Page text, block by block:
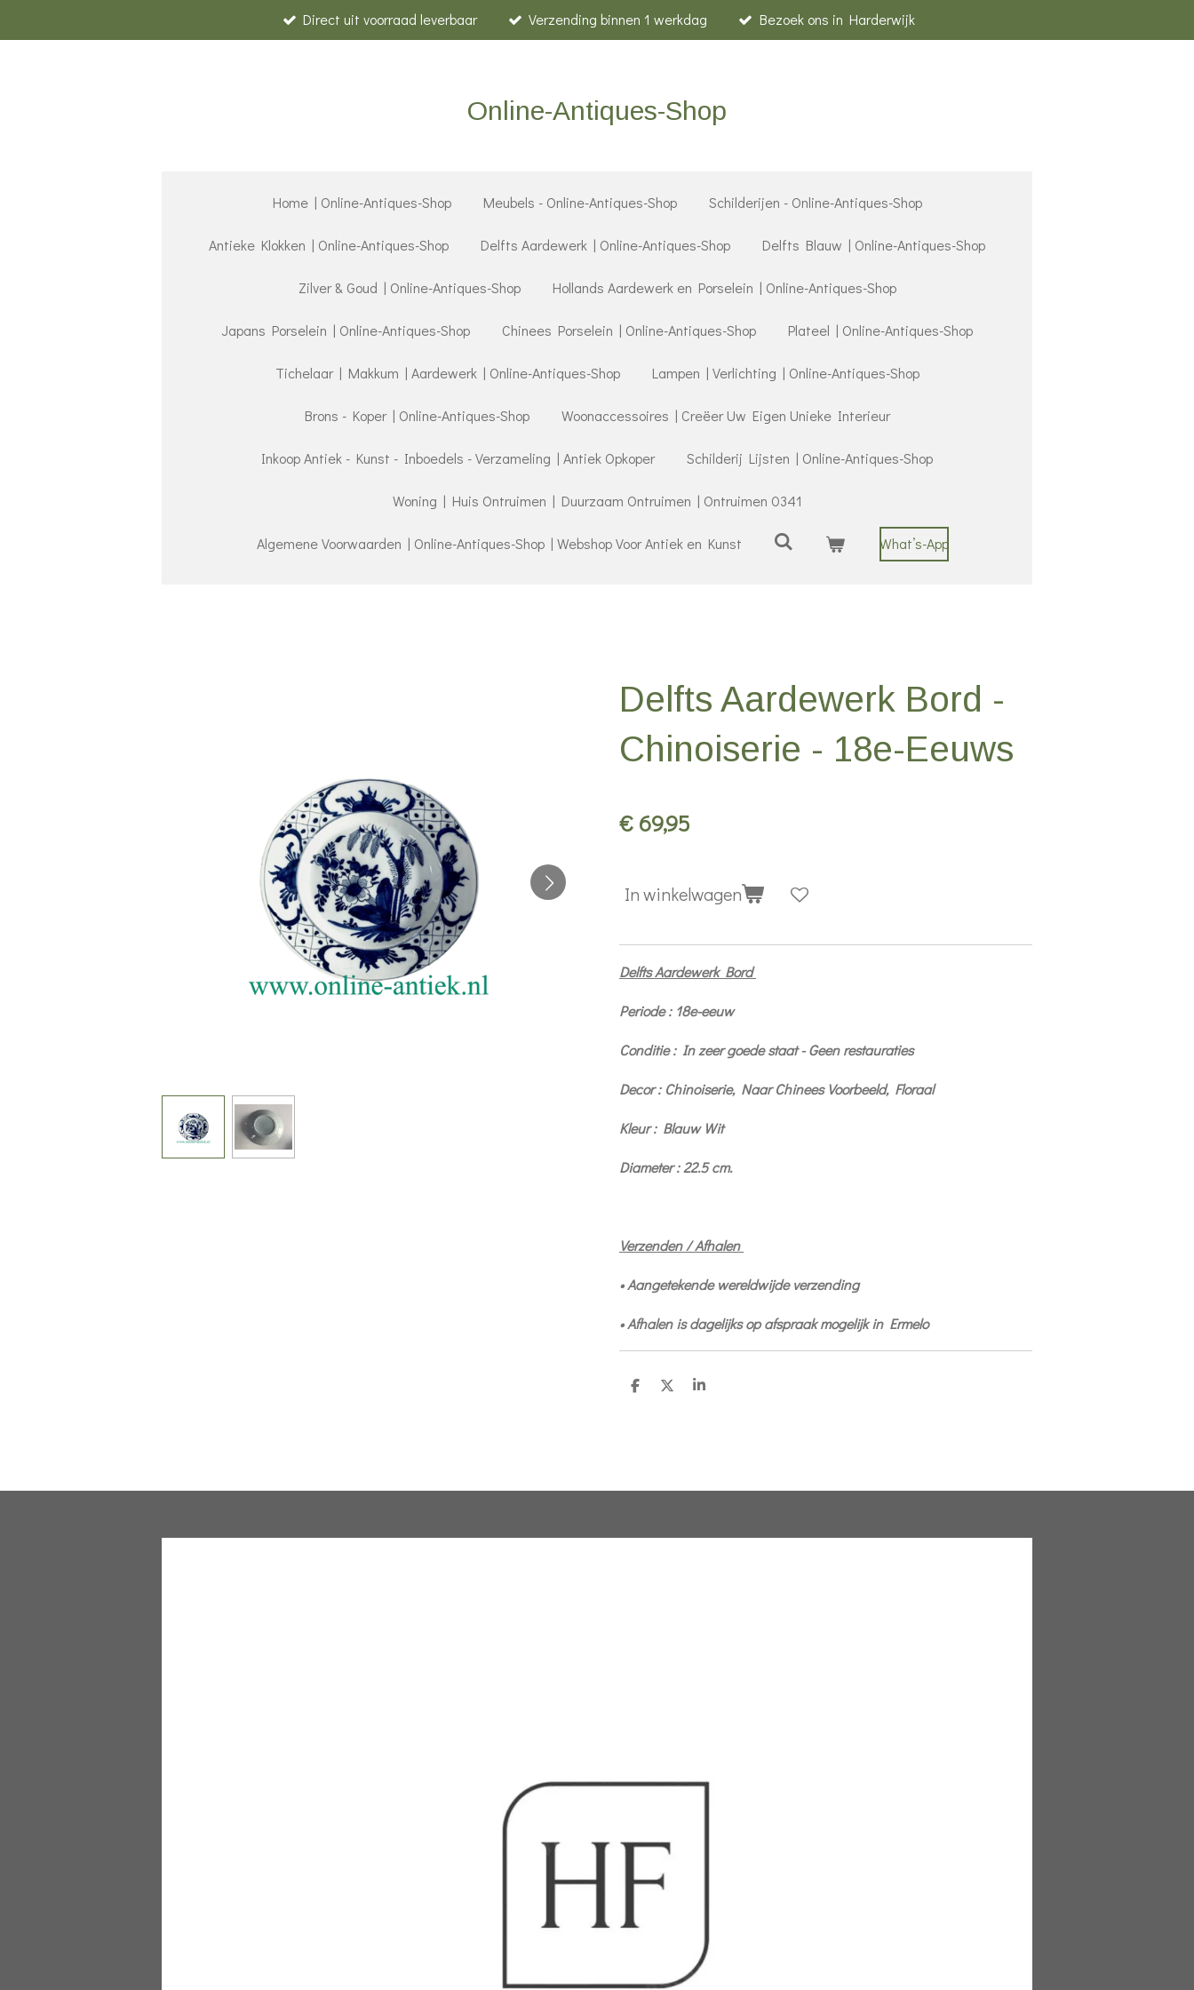
direct
Direct uit voorraad leverbaar Verzending binnen 1 werkdag Bezoek ons in Harderwijk
Online-Antiques-Shop
Home | Online-Antiques-Shop Meubels - Online-Antiques-Shop Schilderijen - Online-Antiques-Shop
Antieke Klokken | Online-Antiques-Shop Delfts Aardewerk | Online-Antiques-Shop Delfts Blauw | Online-Antiques-Shop
Zilver & Goud | Online-Antiques-Shop Hollands Aardewerk en Porselein | Online-Antiques-Shop
Japans Porselein | Online-Antiques-Shop Chinees Porselein | Online-Antiques-Shop Plateel | Online-Antiques-Shop
Tichelaar | Makkum | Aardewerk | Online-Antiques-Shop Lampen | Verlichting | Online-Antiques-Shop
Brons - Koper | Online-Antiques-Shop Woonaccessoires | Creëer Uw Eigen Unieke Interieur
Inkoop Antiek - Kunst - Inboedels - Verzameling | Antiek Opkoper Schilderij Lijsten | Online-Antiques-Shop
Woning | Huis Ontruimen | Duurzaam Ontruimen | Ontruimen 0341
Algemene Voorwaarden | Online-Antiques-Shop | Webshop Voor Antiek en Kunst What’s-App
Delfts Aardewerk Bord -
Chinoiserie - 18e-Eeuws
€ 69,95
In winkelwagen
Delfts Aardewerk Bord
Periode : 18e-eeuw
Conditie : In zeer goede staat - Geen restauraties
Decor : Chinoiserie, Naar Chinees Voorbeeld, Floraal
Kleur : Blauw Wit
Diameter : 22.5 cm.
Verzenden / Afhalen
• Aangetekende wereldwijde verzending
• Afhalen is dagelijks op afspraak mogelijk in Ermelo
D
D
S